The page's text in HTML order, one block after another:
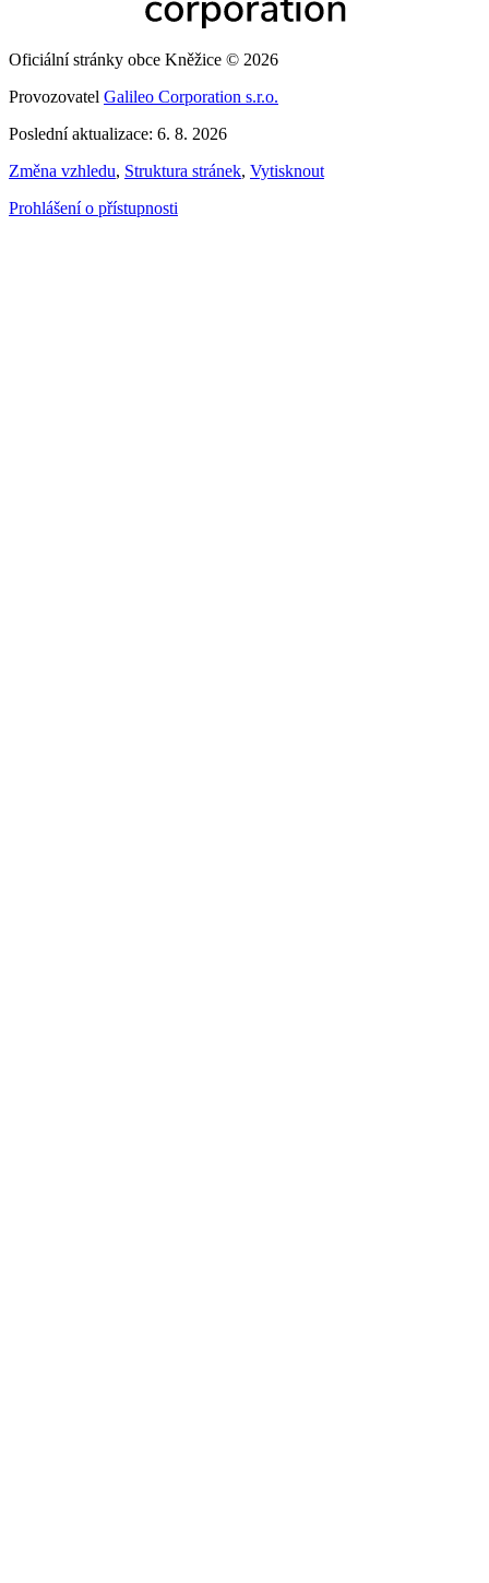
Oficiální stránky obce Kněžice © 2026
Provozovatel Galileo Corporation s.r.o.
Poslední aktualizace: 6. 8. 2026
Změna vzhledu, Struktura stránek, Vytisknout
Prohlášení o přístupnosti